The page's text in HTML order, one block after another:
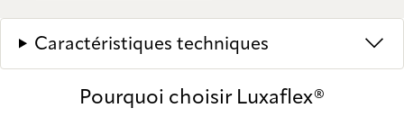
Caractéristiques techniques
Pourquoi choisir Luxaflex®